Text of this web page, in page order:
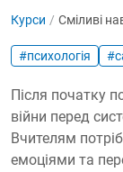
Курси Сміливі
#психологія
Після початку
війни перед
Вчителям
емоціями та